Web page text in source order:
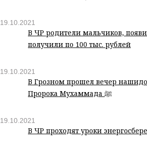
19.10.2021
В ЧР родители мальчиков,
получили по 100 тыс. рублей
19.10.2021
В Грозном прошел вечер
Пророка Мухаммада ﷺ
19.10.2021
В ЧР проходят уроки